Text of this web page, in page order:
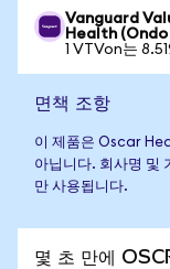
Vanguard
Health
1 VTVon는
면책 조항
이 제품은 Oscar
아닙니다. 회사명 및
만 사용됩니다.
몇 초 만에